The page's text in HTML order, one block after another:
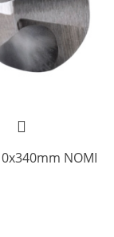
NOMI